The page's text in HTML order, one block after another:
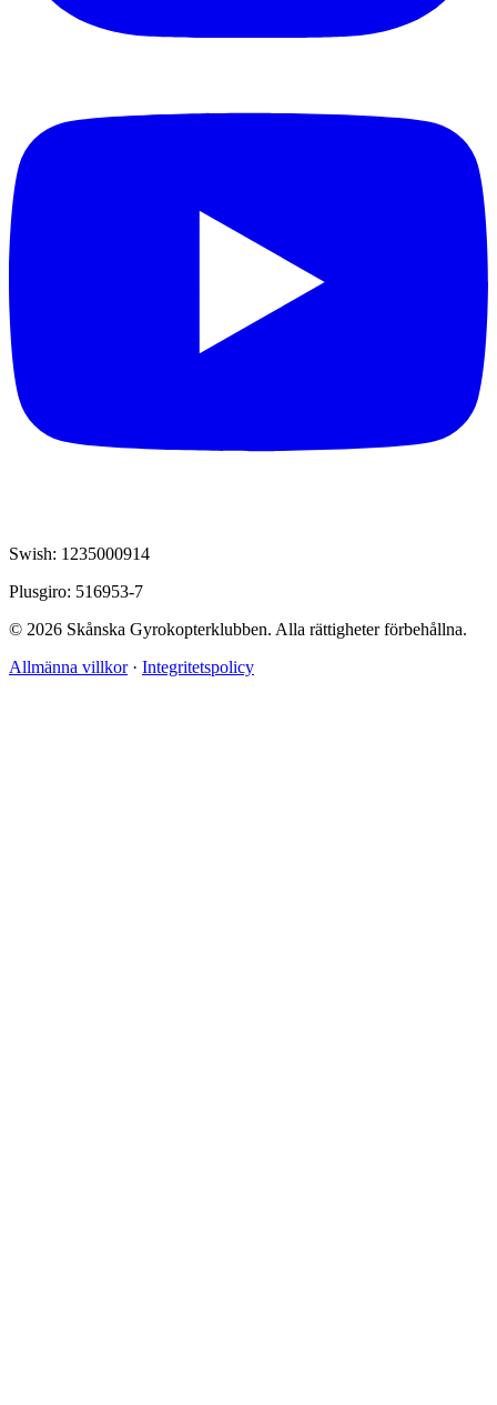
Swish: 1235000914
Plusgiro: 516953-7
© 2026 Skånska Gyrokopterklubben. Alla rättigheter förbehållna.
Allmänna villkor · Integritetspolicy